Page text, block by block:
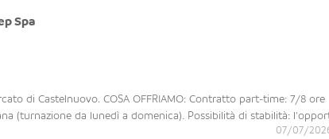
Spa
di Castelnuovo. COSA OFFRIAMO: Contratto part-time: 7/8 ore
(turnazione da lunedì a domenica). Possibilità di stabilità:
07/07/